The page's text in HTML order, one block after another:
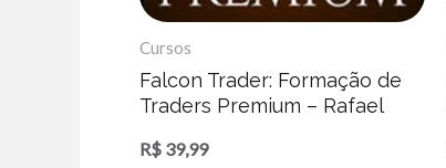
Cursos
Falcon Trader: Formação de
Traders Premium – Rafael
R$ 39,99